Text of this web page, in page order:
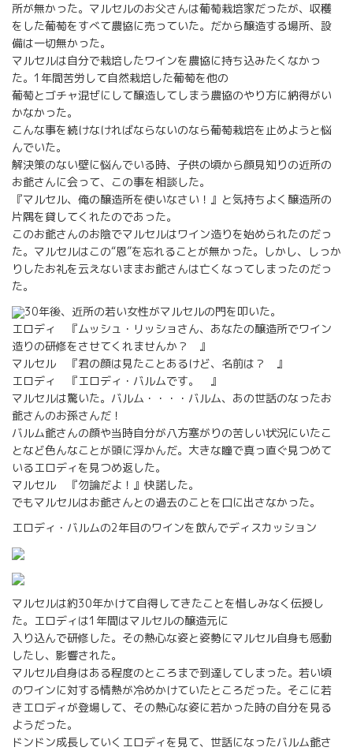
所が無かった。マルセルのお父さんは葡萄栽培家だったが、収穫
をした葡萄をすべて農協に売っていた。だから醸造する場所、設
備は一切無かった。
マルセルは自分で栽培したワインを農協に持ち込みたくなかっ
た。1年間苦労して自然栽培した葡萄を他の
葡萄とゴチャ混ぜにして醸造してしまう農協のやり方に納得がい
かなかった。
こんな事を続けなければならないのなら葡萄栽培を止めようと悩
んでいた。
解決策のない壁に悩んでいる時、子供の頃から顔見知りの近所の
お爺さんに会って、この事を相談した。
『マルセル、俺の醸造所を使いなさい！』と気持ちよく醸造所の
片隅を貸してくれたのであった。
このお爺さんのお陰でマルセルはワイン造りを始められたのだっ
た。マルセルはこの“恩”を忘れることが無かった。しかし、しっか
りしたお礼を云えないままお爺さんは亡くなってしまったのだっ
た。
30年後、近所の若い女性がマルセルの門を叩いた。
エロディ 『ムッシュ・リッショさん、あなたの醸造所でワイン
造りの研修をさせてくれませんか？ 』
マルセル 『君の顔は見たことあるけど、名前は？ 』
エロディ 『エロディ・バルムです。 』
マルセルは驚いた。バルム・・・・バルム、あの世話のなったお
爺さんのお孫さんだ！
バルム爺さんの顔や当時自分が八方塞がりの苦しい状況にいたこ
となど色んなことが頭に浮かんだ。大きな瞳で真っ直ぐ見つめて
いるエロディを見つめ返した。
マルセル 『勿論だよ！』快諾した。
でもマルセルはお爺さんとの過去のことを口に出さなかった。
エロディ・バルムの2年目のワインを飲んでディスカッション
マルセルは約30年かけて自得してきたことを惜しみなく伝授し
た。エロディは1年間はマルセルの醸造元に
入り込んで研修した。その熱心な姿と姿勢にマルセル自身も感動
したし、影響された。
マルセル自身はある程度のところまで到達してしまった。若い頃
のワインに対する情熱が冷めかけていたところだった。そこに若
きエロディが登場して、その熱心な姿に若かった時の自分を見る
ようだった。
ドンドン成長していくエロディを見て、世話になったバルム爺さ